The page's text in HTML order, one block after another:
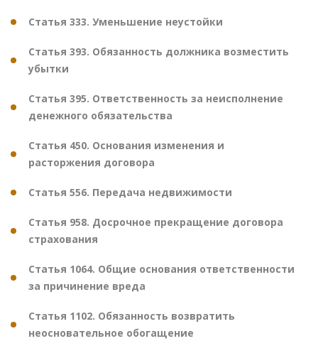
Статья 333. Уменьшение неустойки
Статья 393. Обязанность должника возместить
убытки
Статья 395. Ответственность за неисполнение
денежного обязательства
Статья 450. Основания изменения и
расторжения договора
Статья 556. Передача недвижимости
Статья 958. Досрочное прекращение договора
страхования
Статья 1064. Общие основания ответственности
за причинение вреда
Статья 1102. Обязанность возвратить
неосновательное обогащение